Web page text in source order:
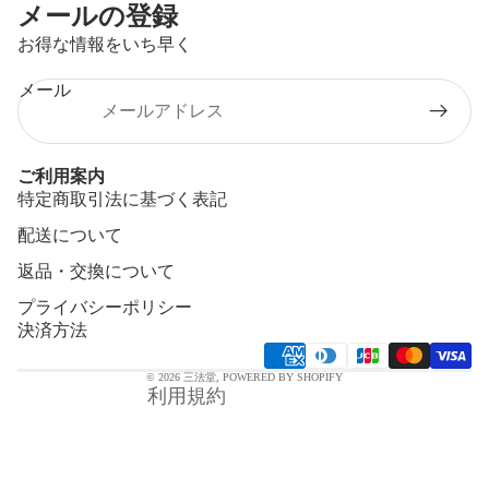
メールの登録
お得な情報をいち早く
メール
ご利用案内
特定商取引法に基づく表記
配送について
返品・交換について
プライバシーポリシー
決済方法
© 2026 三法堂 , POWERED BY SHOPIFY
利用規約
プライバシーポリシー
利用規約
特定商取引法に基づく表記
配送ポリシー
連絡先情報